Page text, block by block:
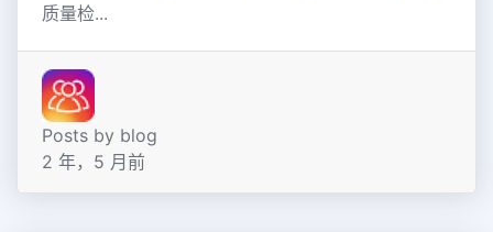
质量检...
Posts by blog
2 年，5 月前